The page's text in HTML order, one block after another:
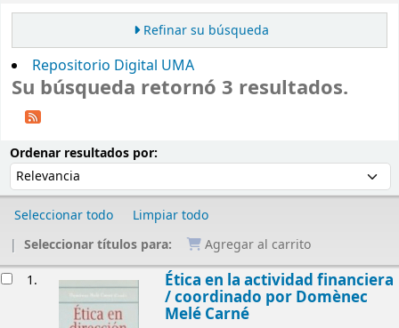
Refinar su búsqueda
Repositorio Digital UMA
Su búsqueda retornó 3 resultados.
Ordenar resultados por:
Seleccionar todo
Limpiar todo
Seleccionar títulos para:
Agregar al carrito
1. Ética en la actividad financiera
/coordinado por Domènec
Melé Carné